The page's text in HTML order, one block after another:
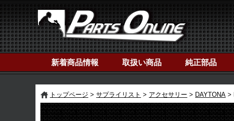
新着商品情報 取扱い商品 純正部品
トップページ サプライリスト アクセサリー DAYTONA